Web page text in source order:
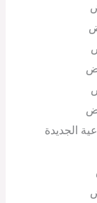
الجديدة